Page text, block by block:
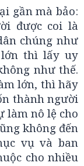
gần mà bảo:
được coi là
chúng như
thì lấy uy
như thế.
lớn, thì hãy
thành người
làm nô lệ cho
không đến
vụ và ban
cho nhiều